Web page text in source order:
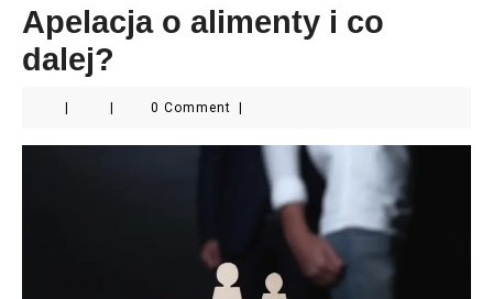
Apelacja o alimenty i co
dalej?
0 Comment